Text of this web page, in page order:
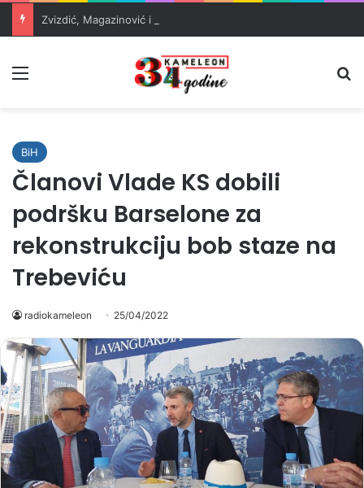
BiH
Članovi Vlade KS dobili
podršku Barselone za
rekonstrukciju bob staze na
Trebeviću
radiokameleon 25/04/2022